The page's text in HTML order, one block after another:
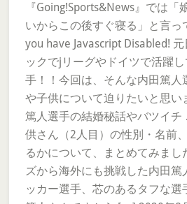
『Going!Sports&News』では
いからこの後すぐ寝る」と言っ
you have Javascript Disabled!
ックでjリーグやドイツで活躍
手！！今回は、そんな内田篤人
や子供について迫りたいと思い
篤人選手の結婚秘話やバツイ
供さん（2人目）の性別・名前
るかについて、まとめてみまし
ズから海外にも挑戦した内田篤
ッカー選手、芯のあるタフな選